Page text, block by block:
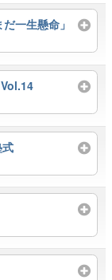
一生懸命」